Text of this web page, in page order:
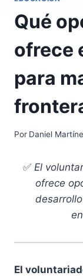
Qué
ofrece
para
Por Daniel
✅ El
ofrece
El